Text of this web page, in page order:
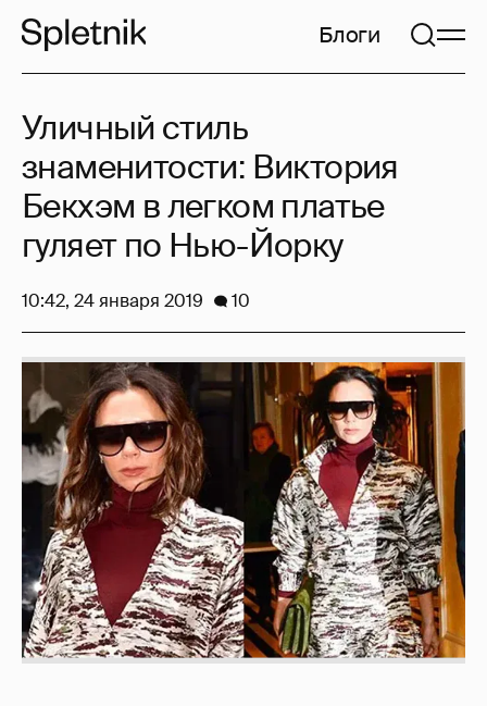
Блоги
Уличный стиль
знаменитости: Виктория
Бекхэм в легком платье
гуляет по Нью-Йорку
10:42, 24 января 2019 10